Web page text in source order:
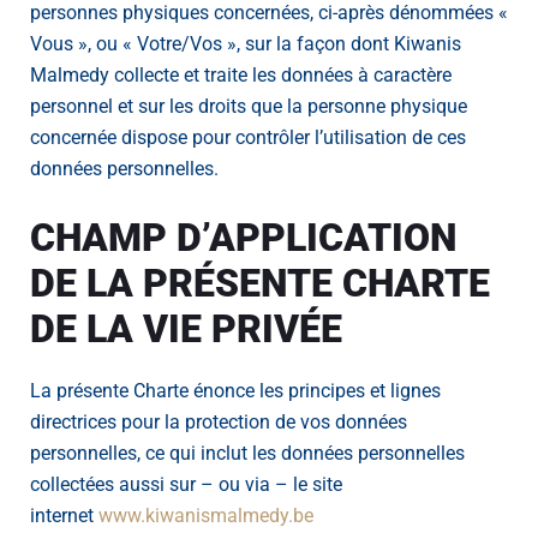
personnes physiques concernées, ci-après dénommées «
Vous », ou « Votre/Vos », sur la façon dont Kiwanis
Malmedy collecte et traite les données à caractère
personnel et sur les droits que la personne physique
concernée dispose pour contrôler l’utilisation de ces
données personnelles.
CHAMP D’APPLICATION
DE LA PRÉSENTE CHARTE
DE LA VIE PRIVÉE
La présente Charte énonce les principes et lignes
directrices pour la protection de vos données
personnelles, ce qui inclut les données personnelles
collectées aussi sur – ou via – le site
internet www.kiwanismalmedy.be